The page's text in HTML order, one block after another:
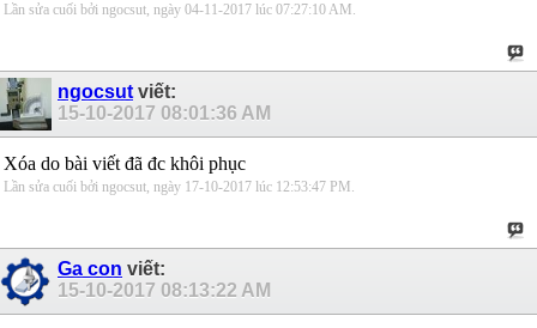
Lần sửa cuối bởi ngocsut, ngày 04-11-2017 lúc 07:27:10 AM .
ngocsut viết:
15-10-2017 08:01:36 AM
Xóa do bài viết đã đc khôi phục
Lần sửa cuối bởi ngocsut, ngày 17-10-2017 lúc 12:53:47 PM .
Ga con viết:
15-10-2017 08:13:22 AM